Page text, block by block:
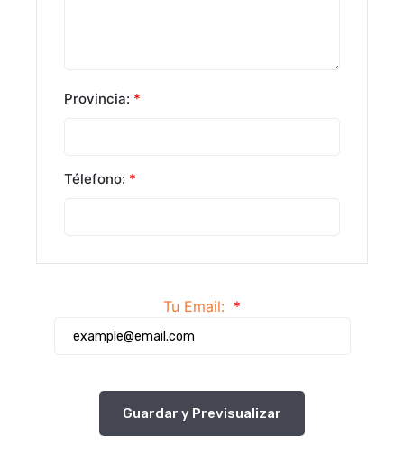
Provincia: *
Télefono: *
Tu Email: *
Guardar y Previsualizar